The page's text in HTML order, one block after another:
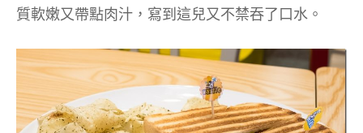
質軟嫩又帶點肉汁，寫到這兒又不禁吞了口水。